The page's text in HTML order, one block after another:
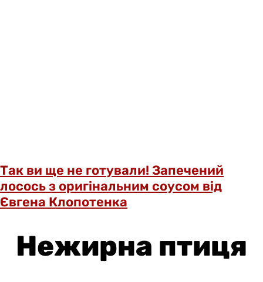
Так ви ще не готували! Запечений
лосось з оригінальним соусом від
Євгена Клопотенка
Нежирна птиця